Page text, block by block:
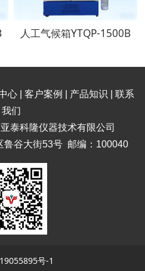
人工气候箱YTQP-1500B
心| 客户案例 产品知识
联系
我们
泰科隆仪器技术有限公司
鲁谷大街53号邮编：100040
号-1